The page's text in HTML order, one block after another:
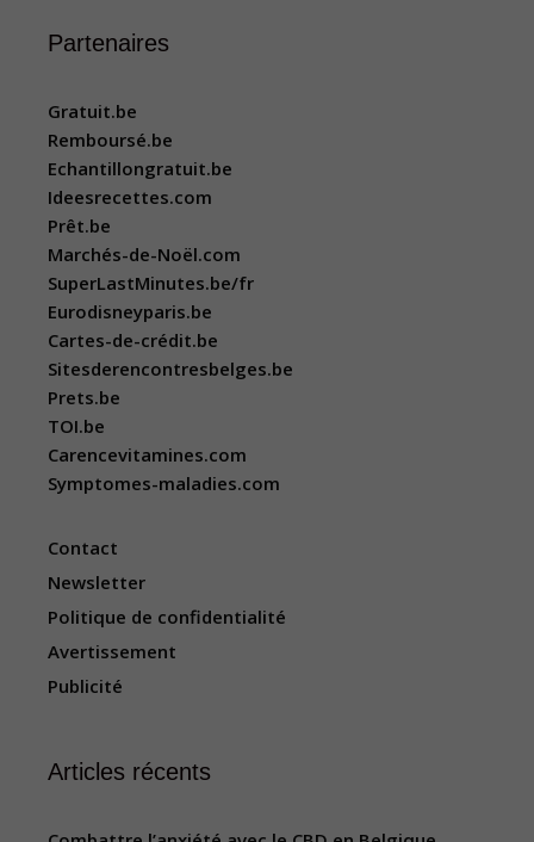
Partenaires
Gratuit.be
Remboursé.be
Echantillongratuit.be
Ideesrecettes.com
Prêt.be
Marchés-de-Noël.com
SuperLastMinutes.be/fr
Eurodisneyparis.be
Cartes-de-crédit.be
Sitesderencontresbelges.be
Prets.be
TOI.be
Carencevitamines.com
Symptomes-maladies.com
Contact
Newsletter
Politique de confidentialité
Avertissement
Publicité
Articles récents